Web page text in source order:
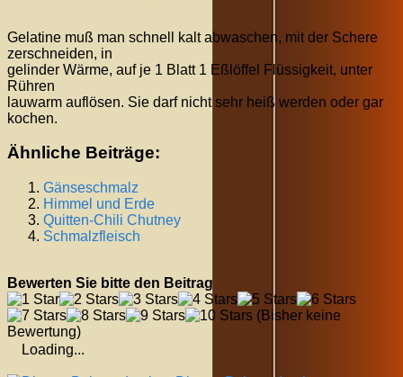
Gelatine muß man schnell kalt abwaschen, mit der Schere
zerschneiden, in
gelinder Wärme, auf je 1 Blatt 1 Eßlöffel Flüssigkeit, unter
Rühren
lauwarm auflösen. Sie darf nicht sehr heiß werden oder gar
kochen.
Ähnliche Beiträge:
Gänseschmalz
Himmel und Erde
Quitten-Chili Chutney
Schmalzfleisch
Bewerten Sie bitte den Beitrag
(Bisher keine
Bewertung)
Loading...